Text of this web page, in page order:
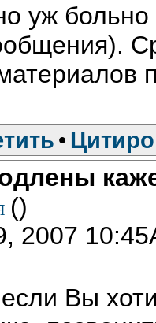
уж
•
()
2007
Вы